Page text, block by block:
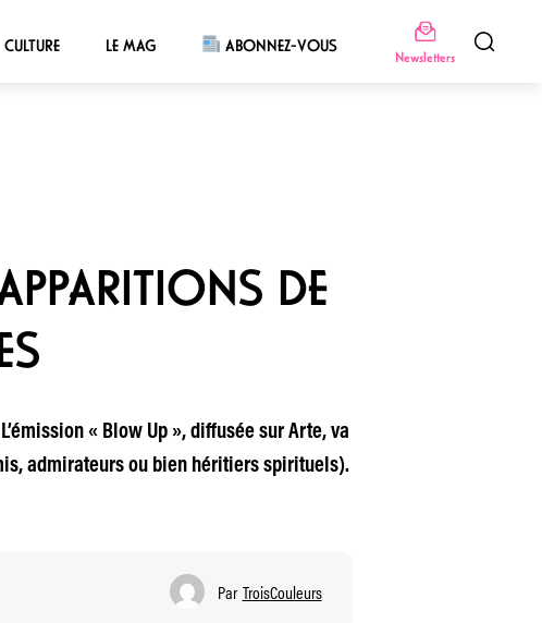
CULTURE LE MAG ABONNEZ-VOUS
Newsletters
DE
« Blow Up », diffusée sur Arte, va
admirateurs ou bien héritiers spirituels).
Par TroisCouleurs